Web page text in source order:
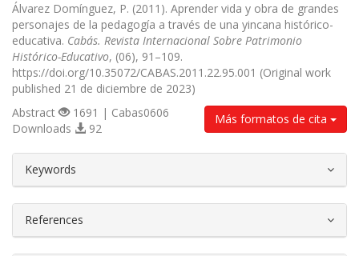
Álvarez Domínguez, P. (2011). Aprender vida y obra de grandes
personajes de la pedagogía a través de una yincana histórico-
educativa. Cabás. Revista Internacional Sobre Patrimonio
Histórico-Educativo, (06), 91–109.
https://doi.org/10.35072/CABAS.2011.22.95.001 (Original work
published 21 de diciembre de 2023)
Más formatos de cita
Abstract
1691 | Cabas0606
Downloads
92
Keywords
References